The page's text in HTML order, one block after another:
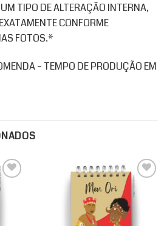
TIPO DE ALTERAÇÃO INTERNA,
CONFORME
FOTOS.*
– TEMPO DE PRODUÇÃO EM
to